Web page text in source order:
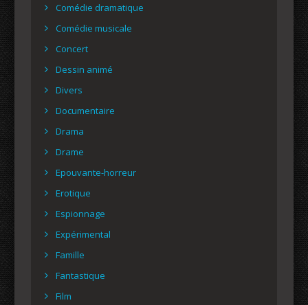
Comédie dramatique
Comédie musicale
Concert
Dessin animé
Divers
Documentaire
Drama
Drame
Epouvante-horreur
Erotique
Espionnage
Expérimental
Famille
Fantastique
Film